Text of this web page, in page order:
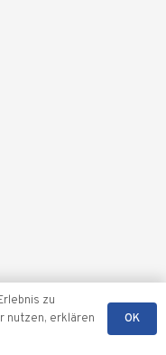
zu
nutzen, erklären
OK